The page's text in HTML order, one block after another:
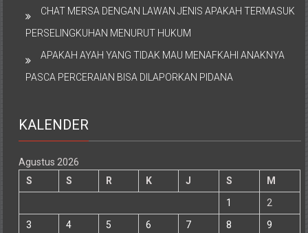
CHAT MERSA DENGAN LAWAN JENIS APAKAH TERMASUK
PERSELINGKUHAN MENURUT HUKUM
APAKAH AYAH YANG TIDAK MAU MENAFKAHI ANAKNYA
PASCA PERCERAIAN BISA DILAPORKAN PIDANA
KALENDER
Agustus 2026
S
S R K J S
M
1
2
3
4 5 6 7 8
9